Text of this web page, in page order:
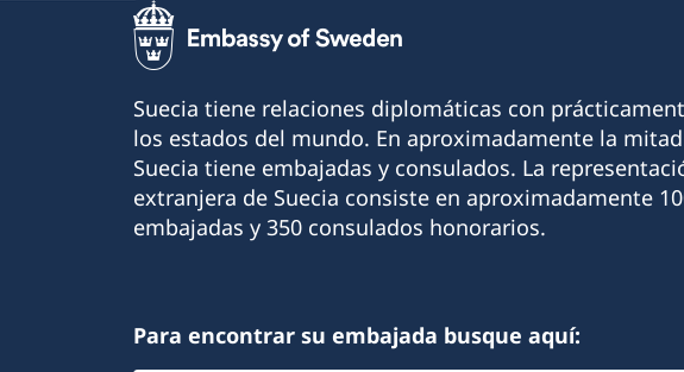
Suecia tiene relaciones diplomáticas con
los estados del mundo. En aproximadamente la
Suecia tiene embajadas y consulados. La
extranjera de Suecia consiste en aproximadamente
embajadas y 350 consulados honorarios.
Para encontrar su embajada busque aquí: